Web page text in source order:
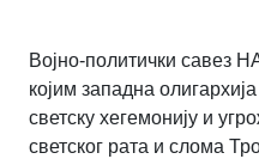
Војно-политички савез
којим западна
светску хегемонију и
светског рата и слома